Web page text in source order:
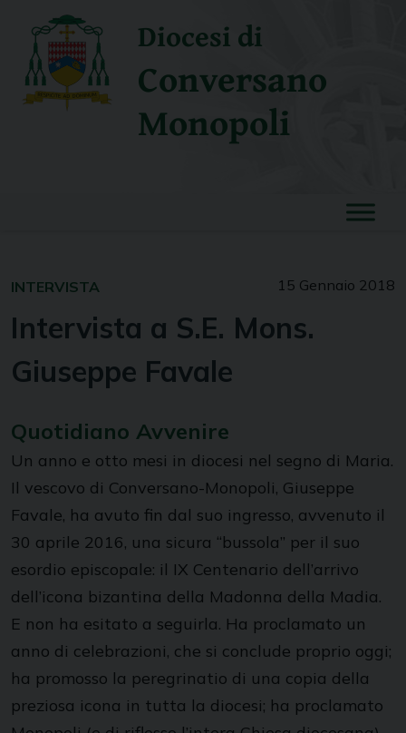
content
Diocesi di
Conversano
Monopoli
15 Gennaio 2018
INTERVISTA
Intervista a S.E. Mons.
Giuseppe Favale
Quotidiano Avvenire
Un anno e otto mesi in diocesi nel segno di Maria.
Il vescovo di Conversano-Monopoli, Giuseppe
Favale, ha avuto fin dal suo ingresso, avvenuto il
30 aprile 2016, una sicura “bussola” per il suo
esordio episcopale: il IX Centenario dell’arrivo
dell’icona bizantina della Madonna della Madia.
E non ha esitato a seguirla. Ha proclamato un
anno di celebrazioni, che si conclude proprio oggi;
ha promosso la peregrinatio di una copia della
preziosa icona in tutta la diocesi; ha proclamato